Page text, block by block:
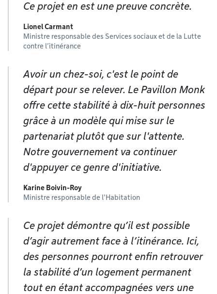
Ce projet en est une preuve concrète.
Lionel Carmant
Ministre responsable des Services sociaux et de la Lutte
contre l’itinérance
Avoir un chez-soi, c'est le point de
départ pour se relever. Le Pavillon Monk
offre cette stabilité à dix-huit personnes
grâce à un modèle qui mise sur le
partenariat plutôt que sur l'attente.
Notre gouvernement va continuer
d'appuyer ce genre d'initiative.
Karine Boivin-Roy
Ministre responsable de l'Habitation
Ce projet démontre qu’il est possible
d’agir autrement face à l’itinérance. Ici,
des personnes pourront enfin retrouver
la stabilité d’un logement permanent
tout en étant accompagnées vers une